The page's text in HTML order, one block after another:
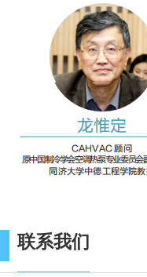
联系我们